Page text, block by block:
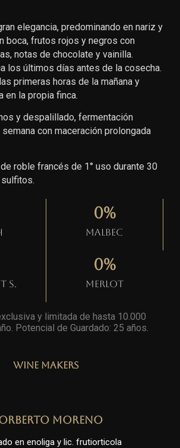
elegancia, predominando en nariz y
boca, frutos rojos y negros con
notas de chocolate y vainilla.
los últimos días antes de la cosecha.
primeras horas de la mañana y
en la propia finca.
y despalillado, fermentación
con maceración prolongada
roble francés de 1° uso durante 30
Malbec
0%
S. Merlot
0%
y limitada de hasta 10.000
Potencial de Guardado: 25 años.
Wine Makers
Moreno
en enoliga y lic. frutiorticola